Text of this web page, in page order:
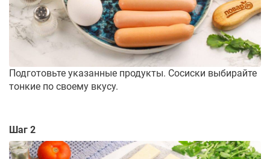
Подготовьте указанные продукты. Сосиски выбирайте
тонкие по своему вкусу.
Шаг 2